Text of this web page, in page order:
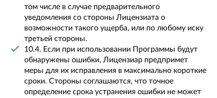
том числе в случае предварительного
уведомления со стороны Лицензиата о
возможности такого ущерба, или по любому иску
третьей стороны.
10.4. Если при использовании Программы будут
обнаружены ошибки, Лицензиар предпримет
меры для их исправления в максимально короткие
сроки. Стороны соглашаются, что точное
определение срока устранения ошибки не может